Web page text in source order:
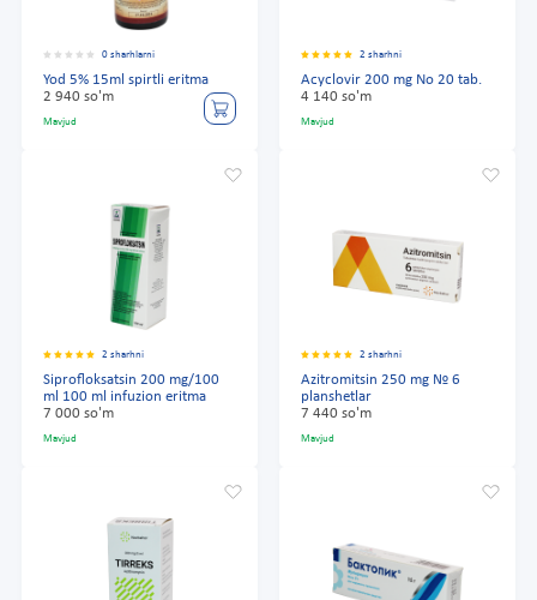
0 sharhlarni
Yod 5% 15ml spirtli eritma
2 940 so'm
Mavjud
2 sharhni
Acyclovir 200 mg No 20 tab.
4 140 so'm
Mavjud
2 sharhni
Siprofloksatsin 200 mg/100
ml 100 ml infuzion eritma
7 000 so'm
Mavjud
2 sharhni
Azitromitsin 250 mg № 6
planshetlar
7 440 so'm
Mavjud